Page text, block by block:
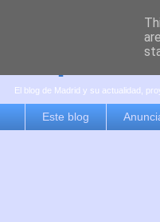
es por
El blog de Madrid y su actualidad,
Este blog